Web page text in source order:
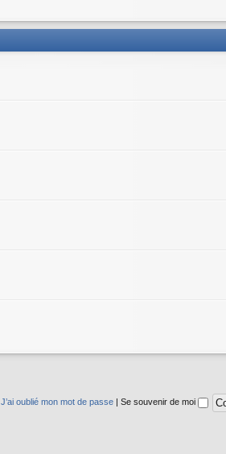
J’ai oublié mon mot de passe | Se souvenir de moi